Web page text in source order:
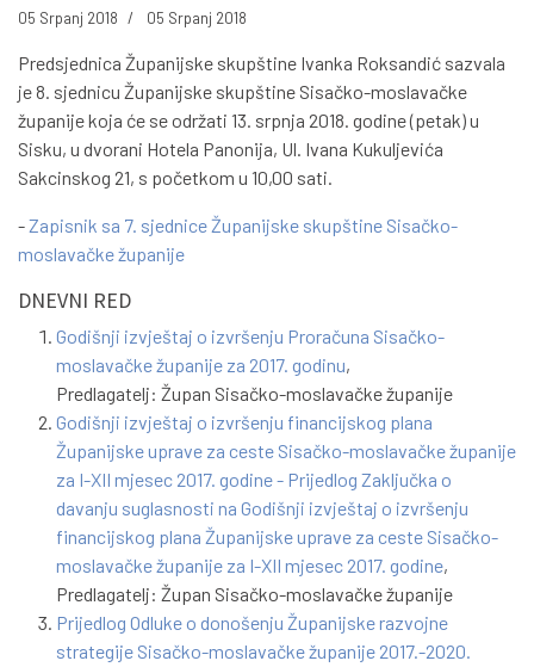
05 Srpanj 2018 05 Srpanj 2018
Predsjednica Županijske skupštine Ivanka Roksandić sazvala
je 8. sjednicu Županijske skupštine Sisačko-moslavačke
županije koja će se održati 13. srpnja 2018. godine (petak) u
Sisku, u dvorani Hotela Panonija, Ul. Ivana Kukuljevića
Sakcinskog 21, s početkom u 10,00 sati.
-Zapisnik sa 7. sjednice Županijske skupštine Sisačko-
moslavačke županije
DNEVNI RED
Godišnji izvještaj o izvršenju Proračuna Sisačko-
moslavačke županije za 2017. godinu,
Predlagatelj: Župan Sisačko-moslavačke županije
Godišnji izvještaj o izvršenju financijskog plana
Županijske uprave za ceste Sisačko-moslavačke županije
za I-XII mjesec 2017. godine - Prijedlog Zaključka o
davanju suglasnosti na Godišnji izvještaj o izvršenju
financijskog plana Županijske uprave za ceste Sisačko-
moslavačke županije za I-XII mjesec 2017. godine,
Predlagatelj: Župan Sisačko-moslavačke županije
Prijedlog Odluke o donošenju Županijske razvojne
strategije Sisačko-moslavačke županije 2017.-2020.